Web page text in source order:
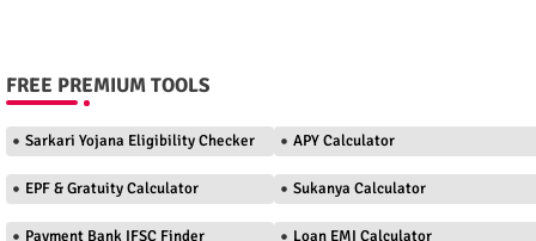
FREE PREMIUM TOOLS
Sarkari Yojana Eligibility Checker APY Calculator
EPF & Gratuity Calculator Sukanya Calculator
Payment Bank IFSC Finder Loan EMI Calculator